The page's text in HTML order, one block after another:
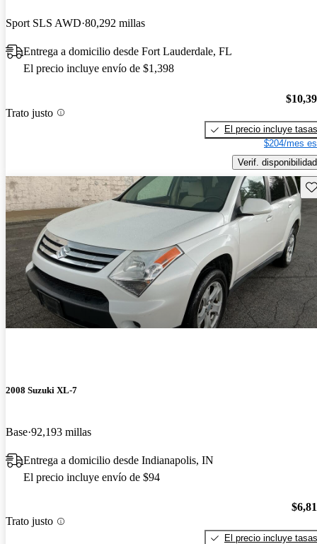
Sport SLS AWD 80,292 millas
Entrega a domicilio desde Fort Lauderdale, FL
El precio incluye envío de $1,398
Trato justo
El precio incluye tasas
$204/mes
Verif. disponibilidad
2008 Suzuki XL-7
Base 92,193 millas
Entrega a domicilio desde Indianapolis, IN
El precio incluye envío de $94
Trato justo
El precio incluye tasas